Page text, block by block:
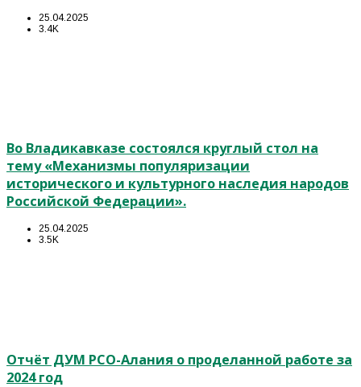
25.04.2025
3.4K
Во Владикавказе состоялся круглый стол на
тему «Механизмы популяризации
исторического и культурного наследия народов
Российской Федерации».
25.04.2025
3.5K
Отчёт ДУМ РСО-Алания о проделанной работе за
2024 год